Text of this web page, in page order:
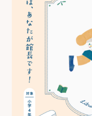
お知らせ
はじめま